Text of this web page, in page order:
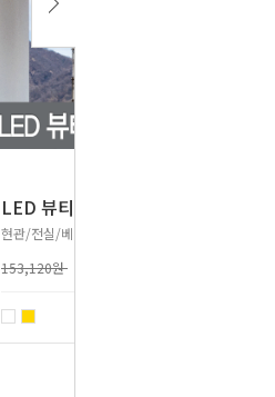
LED 뷰티 센서등 20W
153,120원